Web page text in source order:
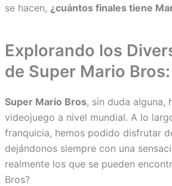
se hacen, ¿cuántos finales tiene
Explorando los
de Super Mario
Super Mario Bros, sin duda alguna,
videojuego a nivel mundial. A lo
franquicia, hemos podido disfrutar
dejándonos siempre con una
realmente los que se pueden
Bros?